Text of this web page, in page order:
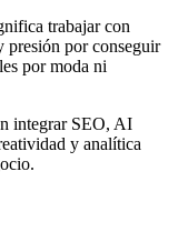
trabajar con
presión por conseguir
por moda ni
integrar SEO, AI
y analítica